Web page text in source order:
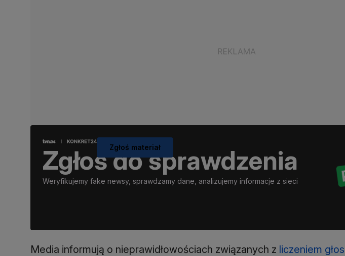
Zgłoś do sprawdzenia
Weryfikujemy fake newsy, sprawdzamy dane, analizujemy informacje z sieci
Zgłoś materiał
Media informują o nieprawidłowościach związanych z liczeniem